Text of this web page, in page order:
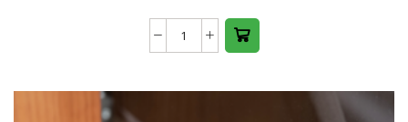
咖
品
The
options
chosen